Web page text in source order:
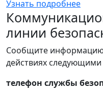
Узнать подробнее
линии
Сообщите
действиях
телефон службы